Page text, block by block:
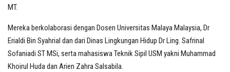
MT.
Mereka berkolaborasi dengan Dosen Universitas Malaya Malaysia, Dr
Erialdi Bin Syahrial dan dari Dinas Lingkungan Hidup Dr Ling. Safrinal
Sofaniadi ST MSi, serta mahasiswa Teknik Sipil USM yakni Muhammad
Khoirul Huda dan Arien Zahra Salsabila.